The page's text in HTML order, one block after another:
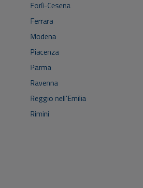
Forlì-Cesena
Ferrara
Modena
Piacenza
Parma
Ravenna
Reggio nell'Emilia
Rimini